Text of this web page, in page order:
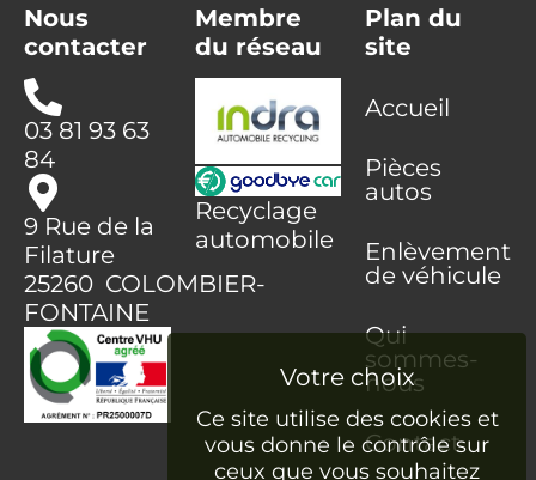
Nous
contacter
03 81 93 63
84
9 Rue de la
Filature
25260 COLOMBIER-
FONTAINE
Membre
du réseau
Recyclage
automobile
Plan du
site
Accueil
Pièces
autos
Enlèvement
de véhicule
Qui
sommes-
nous
Contact
Ce site utilise des cookies et
vous donne le contrôle sur
ceux que vous souhaitez